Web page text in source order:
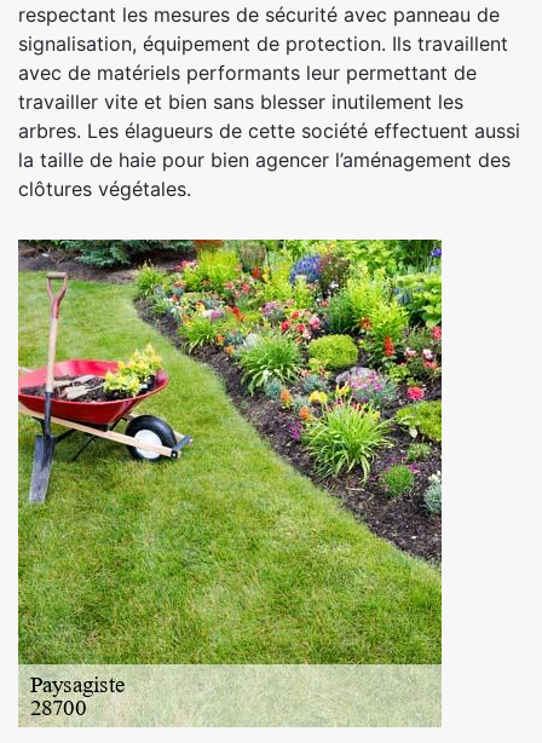
respectant les mesures de sécurité avec panneau de
signalisation, équipement de protection. Ils travaillent
avec de matériels performants leur permettant de
travailler vite et bien sans blesser inutilement les
arbres. Les élagueurs de cette société effectuent aussi
la taille de haie pour bien agencer l’aménagement des
clôtures végétales.